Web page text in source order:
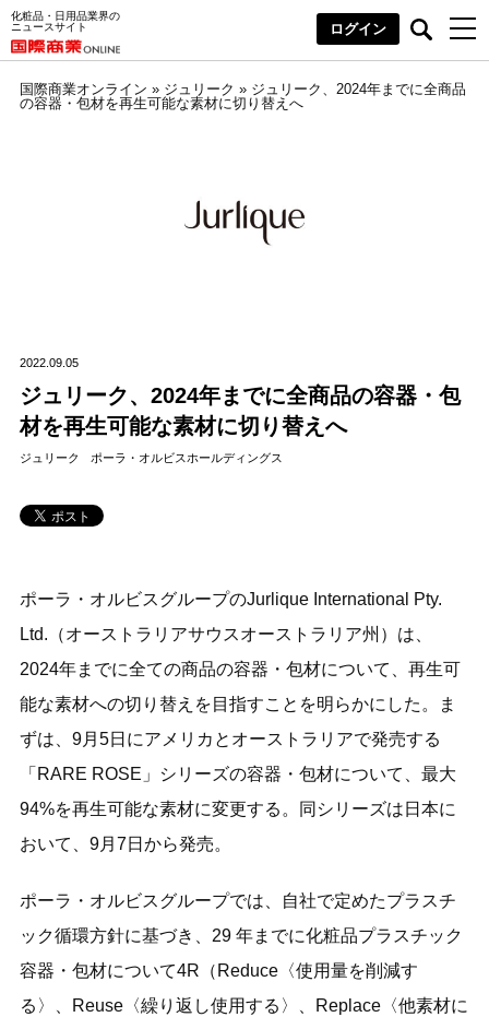
化粧品・日用品業界の
ニュースサイト
ログイン
国際商業オンライン » ジュリーク » ジュリーク、2024年までに全商品
の容器・包材を再生可能な素材に切り替えへ
2022.09.05
ジュリーク、2024年までに全商品の容器・包
材を再生可能な素材に切り替えへ
ジュリーク ポーラ・オルビスホールディングス
ポーラ・オルビスグループのJurlique International Pty.
Ltd.（オーストラリアサウスオーストラリア州）は、
2024年までに全ての商品の容器・包材について、再生可
能な素材への切り替えを目指すことを明らかにした。ま
ずは、9月5日にアメリカとオーストラリアで発売する
「RARE ROSE」シリーズの容器・包材について、最大
94%を再生可能な素材に変更する。同シリーズは日本に
おいて、9月7日から発売。
ポーラ・オルビスグループでは、自社で定めたプラスチ
ック循環方針に基づき、29 年までに化粧品プラスチック
容器・包材について4R（Reduce〈使用量を削減す
る〉、Reuse〈繰り返し使用する〉、Replace〈他素材に